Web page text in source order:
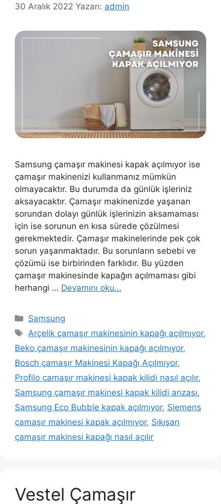
30 Aralık 2022 Yazarı: admin
Samsung çamaşır makinesi kapak açılmıyor ise
çamaşır makinenizi kullanmanız mümkün
olmayacaktır. Bu durumda da günlük işleriniz
aksayacaktır. Çamaşır makinenizde yaşanan
sorundan dolayı günlük işlerinizin aksamaması
için ise sorunun en kısa sürede çözülmesi
gerekmektedir. Çamaşır makinelerinde pek çok
sorun yaşanmaktadır. Bu sorunların sebebi ve
çözümü ise birbirinden farklıdır. Bu yüzden
çamaşır makinesinde kapağın açılmaması gibi
herhangi … Devamını oku…
Kategoriler
Samsung
Etiketler
Arçelik çamaşır makinesinin kapağı açılmıyor,
Beko çamaşır makinesinin kapağı açılmıyor,
Bosch çamaşır Makinesi Kapağı Açılmıyor,
Profilo çamaşır makinesi kapak kilidi nasıl açılır,
Samsung çamaşır makinesi kapak kilidi arızası,
Samsung Eco Bubble kapak açılmıyor, Siemens
çamaşır makinesi kapak açılmıyor, Sıkışan
çamaşır makinesi kapağı nasıl açılır
Vestel Çamaşır